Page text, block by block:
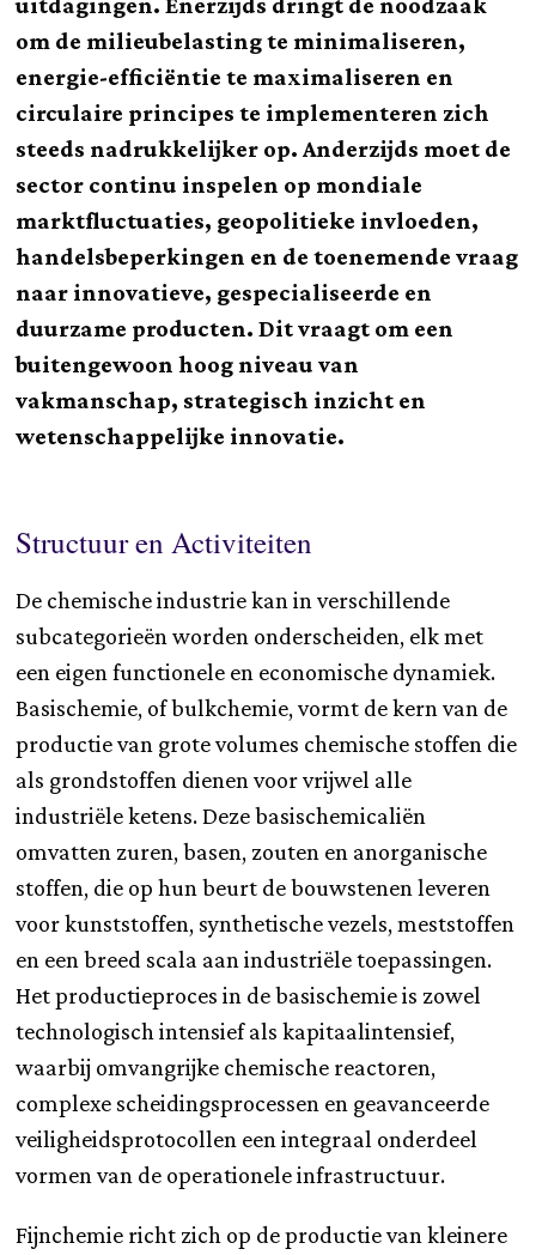
om de milieubelasting te minimaliseren,
energie-efficiëntie te maximaliseren en
circulaire principes te implementeren zich
steeds nadrukkelijker op. Anderzijds moet de
sector continu inspelen op mondiale
marktfluctuaties, geopolitieke invloeden,
handelsbeperkingen en de toenemende vraag
naar innovatieve, gespecialiseerde en
duurzame producten. Dit vraagt om een
buitengewoon hoog niveau van
vakmanschap, strategisch inzicht en
wetenschappelijke innovatie.
Structuur en Activiteiten
De chemische industrie kan in verschillende
subcategorieën worden onderscheiden, elk met
een eigen functionele en economische dynamiek.
Basischemie, of bulkchemie, vormt de kern van de
productie van grote volumes chemische stoffen die
als grondstoffen dienen voor vrijwel alle
industriële ketens. Deze basischemicaliën
omvatten zuren, basen, zouten en anorganische
stoffen, die op hun beurt de bouwstenen leveren
voor kunststoffen, synthetische vezels, meststoffen
en een breed scala aan industriële toepassingen.
Het productieproces in de basischemie is zowel
technologisch intensief als kapitaalintensief,
waarbij omvangrijke chemische reactoren,
complexe scheidingsprocessen en geavanceerde
veiligheidsprotocollen een integraal onderdeel
vormen van de operationele infrastructuur.
Fijnchemie richt zich op de productie van kleinere